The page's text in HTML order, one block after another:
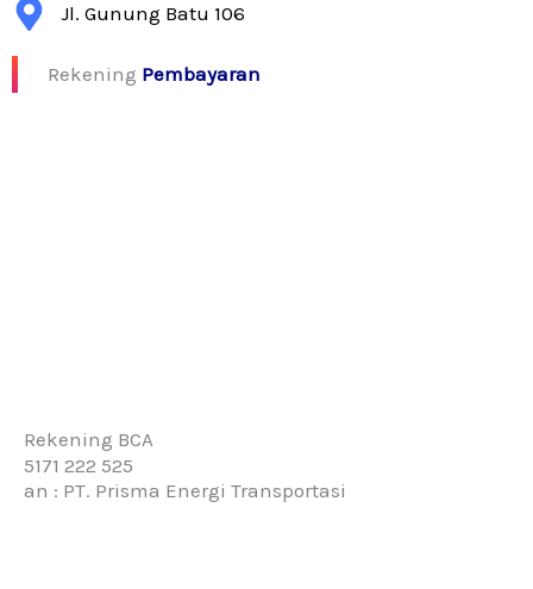
Jl. Gunung Batu 106
Rekening Pembayaran
Rekening BCA
5171 222 525
an : PT. Prisma Energi Transportasi